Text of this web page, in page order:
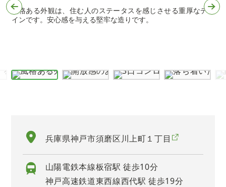
風格ある外観は、住む人のステータスを感じさせる重厚なデザ
インです。安心感を与える堅牢な造りです。
兵庫県神戸市須磨区川上町１丁目
山陽電鉄本線板宿駅 徒歩10分
神戸高速鉄道東西線西代駅 徒歩19分